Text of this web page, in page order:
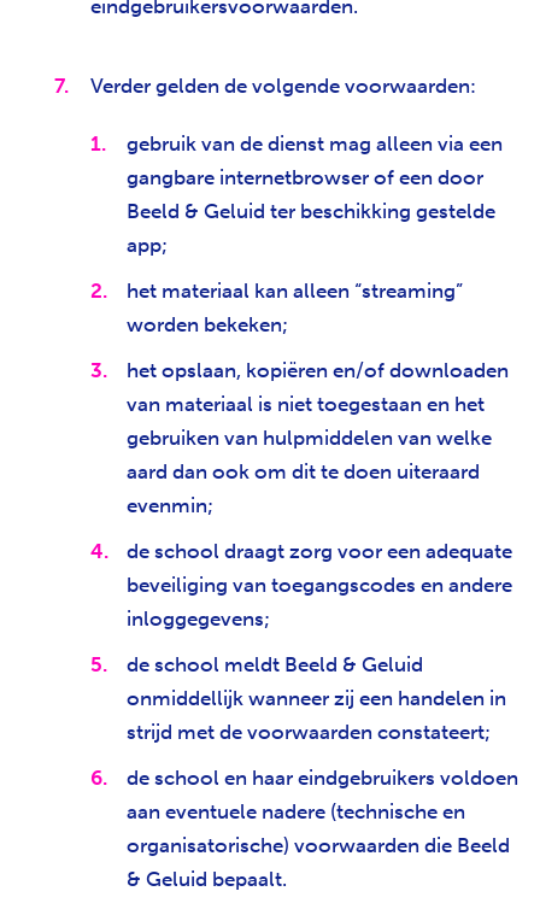
eindgebruikersvoorwaarden.
Verder gelden de volgende voorwaarden:
gebruik van de dienst mag alleen via een
gangbare internetbrowser of een door
Beeld & Geluid ter beschikking gestelde
app;
het materiaal kan alleen “streaming”
worden bekeken;
het opslaan, kopiëren en/of downloaden
van materiaal is niet toegestaan en het
gebruiken van hulpmiddelen van welke
aard dan ook om dit te doen uiteraard
evenmin;
de school draagt zorg voor een adequate
beveiliging van toegangscodes en andere
inloggegevens;
de school meldt Beeld & Geluid
onmiddellijk wanneer zij een handelen in
strijd met de voorwaarden constateert;
de school en haar eindgebruikers voldoen
aan eventuele nadere (technische en
organisatorische) voorwaarden die Beeld
& Geluid bepaalt.